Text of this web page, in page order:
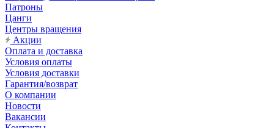
Патроны
Цанги
Центры вращения
Акции
Оплата и доставка
Условия оплаты
Условия доставки
Гарантия/возврат
О компании
Новости
Вакансии